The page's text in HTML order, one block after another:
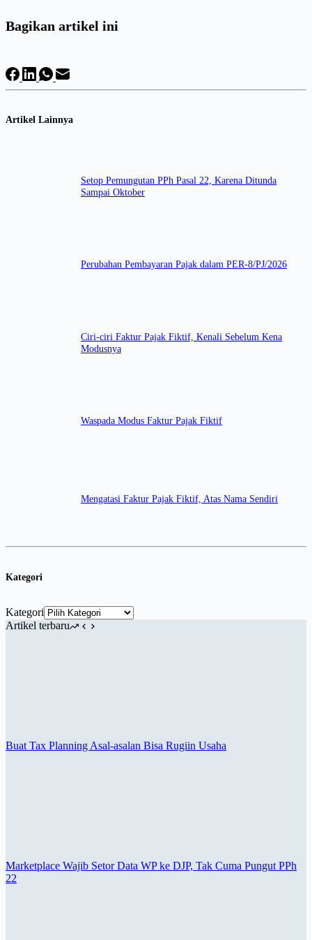
Bagikan artikel ini
Artikel Lainnya
Setop Pemungutan PPh Pasal 22, Karena Ditunda
Sampai Oktober
Perubahan Pembayaran Pajak dalam PER-8/PJ/2026
Ciri-ciri Faktur Pajak Fiktif, Kenali Sebelum Kena
Modusnya
Waspada Modus Faktur Pajak Fiktif
Mengatasi Faktur Pajak Fiktif, Atas Nama Sendiri
Kategori
Kategori
Artikel terbaru
Buat Tax Planning Asal-asalan Bisa Rugiin Usaha
Marketplace Wajib Setor Data WP ke DJP, Tak Cuma Pungut PPh
22